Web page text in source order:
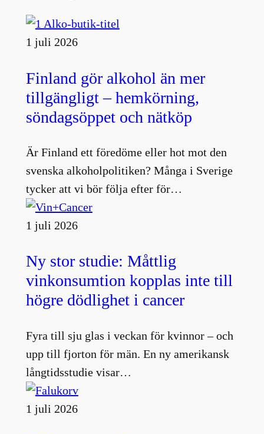
1 juli 2026
Finland gör alkohol än mer
tillgängligt – hemkörning,
söndagsöppet och nätköp
Är Finland ett föredöme eller hot mot den
svenska alkoholpolitiken? Många i Sverige
tycker att vi bör följa efter för…
1 juli 2026
Ny stor studie: Måttlig
vinkonsumtion kopplas inte till
högre dödlighet i cancer
Fyra till sju glas i veckan för kvinnor – och
upp till fjorton för män. En ny amerikansk
långtidsstudie visar…
1 juli 2026